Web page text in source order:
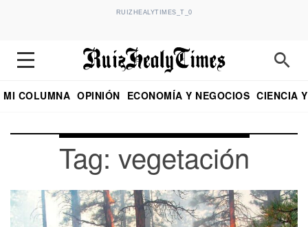
RUIZHEALYTIMES_T_0
MI COLUMNA OPINIÓN ECONOMÍA Y NEGOCIOS CIENCIA
Tag: vegetación